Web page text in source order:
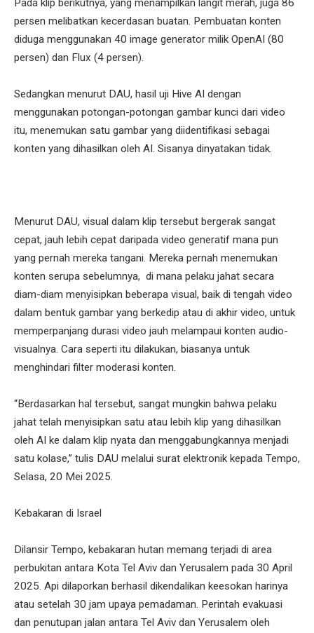
persen melibatkan kecerdasan buatan. Pembuatan konten
diduga menggunakan 40 image generator milik OpenAI (80
persen) dan Flux (4 persen).
Sedangkan menurut DAU, hasil uji Hive AI dengan
menggunakan potongan-potongan gambar kunci dari video
itu, menemukan satu gambar yang diidentifikasi sebagai
konten yang dihasilkan oleh AI. Sisanya dinyatakan tidak.
Menurut DAU, visual dalam klip tersebut bergerak sangat
cepat, jauh lebih cepat daripada video generatif mana pun
yang pernah mereka tangani. Mereka pernah menemukan
konten serupa sebelumnya, di mana pelaku jahat secara
diam-diam menyisipkan beberapa visual, baik di tengah video
dalam bentuk gambar yang berkedip atau di akhir video, untuk
memperpanjang durasi video jauh melampaui konten audio-
visualnya. Cara seperti itu dilakukan, biasanya untuk
menghindari filter moderasi konten.
“Berdasarkan hal tersebut, sangat mungkin bahwa pelaku
jahat telah menyisipkan satu atau lebih klip yang dihasilkan
oleh AI ke dalam klip nyata dan menggabungkannya menjadi
satu kolase,” tulis DAU melalui surat elektronik kepada Tempo,
Selasa, 20 Mei 2025.
Kebakaran di Israel
Dilansir Tempo, kebakaran hutan memang terjadi di area
perbukitan antara Kota Tel Aviv dan Yerusalem pada 30 April
2025. Api dilaporkan berhasil dikendalikan keesokan harinya
atau setelah 30 jam upaya pemadaman. Perintah evakuasi
dan penutupan jalan antara Tel Aviv dan Yerusalem oleh